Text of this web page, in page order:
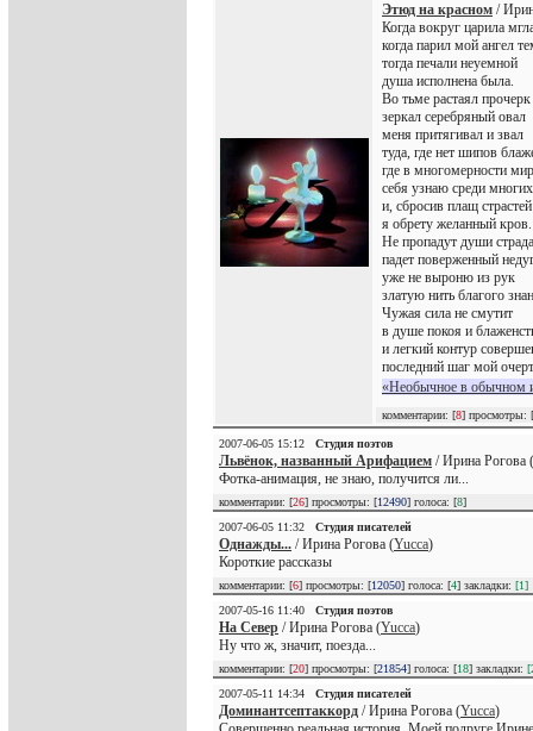
Этюд на красном /
Когда вокруг царила
когда парил мой ангел
тогда печали неуемной
душа исполнена была.
Во тьме растаял прочерк
зеркал серебряный овал
меня притягивал и звал
туда, где нет шипов
где в многомерности
себя узнаю среди многих
и, сбросив плащ
я обрету желанный кров.
Не пропадут души
падет поверженный
уже не выроню из рук
златую нить благого
Чужая сила не смутит
в душе покоя и
и легкий контур
последний шаг мой
«Необычное в обычном
комментарии: [8] просмотры: [
2007-06-05 15:12 Студия поэтов
Львёнок, названный Арифацием / Ирина Рогова (
Фотка-анимация, не знаю, получится ли...
комментарии: [26] просмотры: [12490] голоса: [8]
2007-06-05 11:32
Студия писателей
Однажды... / Ирина Рогова (Yucca)
Короткие рассказы
комментарии: [6] просмотры: [12050] голоса: [4] закладки: [1]
2007-05-16 11:40
Студия поэтов
На Север / Ирина Рогова (Yucca)
Ну что ж, значит, поезда...
комментарии: [20] просмотры: [21854] голоса: [18] закладки:
2007-05-11 14:34
Студия писателей
Доминантсептаккорд / Ирина Рогова (Yucca)